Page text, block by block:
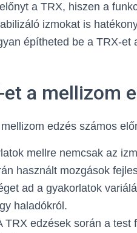
a TRX, hiszen a
izmokat is
építheted be a TRX-et
a mellizom
edzés számos
mellre nemcsak az
használt mozgások
ad a gyakorlatok
haladókról.
TRX edzések során a test